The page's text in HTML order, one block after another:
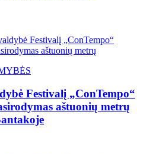
Festivalį „ConTempo“
aštuonių metrų